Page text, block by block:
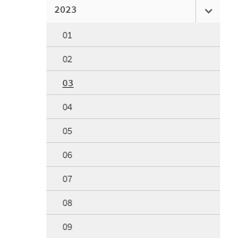
2023
01
02
03
04
05
06
07
08
09